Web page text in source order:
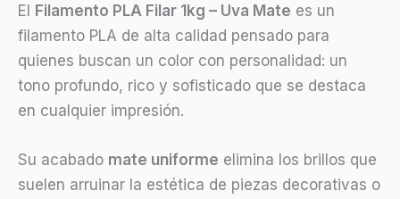
El Filamento PLA Filar 1kg – Uva Mate es un
filamento PLA de alta calidad pensado para
quienes buscan un color con personalidad: un
tono profundo, rico y sofisticado que se destaca
en cualquier impresión.
Su acabado mate uniforme elimina los brillos que
suelen arruinar la estética de piezas decorativas o